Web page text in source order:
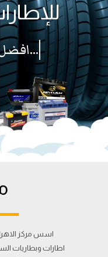
افضل انواع البطاريات...
اطارات وبطاريات